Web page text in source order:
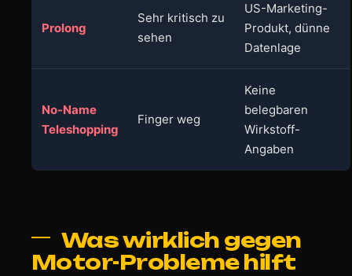
Prolong
Sehr kritisch zu
sehen
US-Marketing-
Produkt, dünne
Datenlage
No-Name
Teleshopping
Finger weg
Keine
belegbaren
Wirkstoff-
Angaben
Was wirklich gegen
Motor-Probleme hilft